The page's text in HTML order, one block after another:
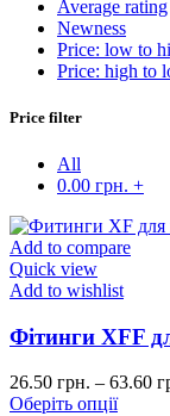
Average rating
Newness
Price: low to
Price: high to
Price filter
All
0.00 грн. +
Add to compare
Quick view
Add to wishlist
Фітинги XFF
26.50 грн. – 63.60
Оберіть опції